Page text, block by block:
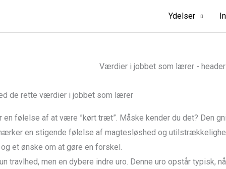
Ydelser
de rette værdier i jobbet som lærer
følelse af at være ”kørt træt”. Måske kender du det? Den
en stigende følelse af magtesløshed og
og et ønske om at gøre en forskel.
travlhed, men en dybere indre uro. Denne uro opstår typisk,